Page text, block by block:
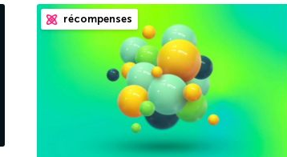
récompenses